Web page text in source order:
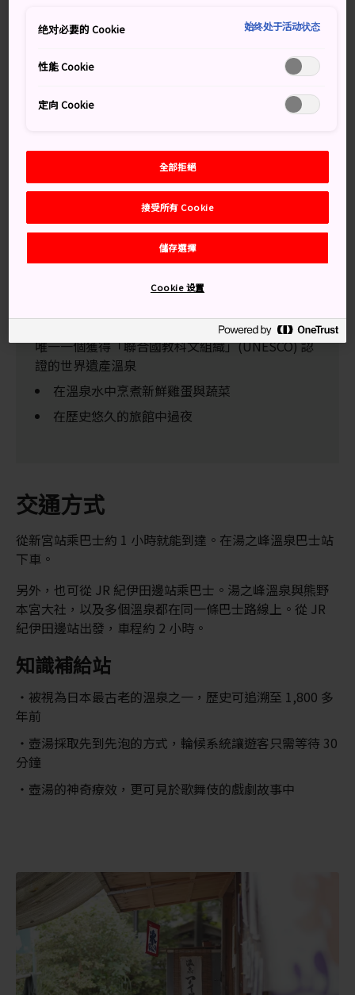
停歇。全身浸泡在湯之峰的溫泉裡，身心全面舒緩放鬆。
©Tanabe City Tourism Promotion Division
壺湯 (Tsuboyu) 的私人泡湯經驗：這是全世界
唯一一個獲得「聯合國教科文組織」(UNESCO) 認
證的世界遺產溫泉
在溫泉水中烹煮新鮮雞蛋與蔬菜
在歷史悠久的旅館中過夜
交通方式
從新宮站乘巴士約 1 小時就能到達。在湯之峰溫泉巴士站
下車。
另外，也可從 JR 紀伊田邊站乘巴士。湯之峰溫泉與熊野
本宮大社，以及多個溫泉都在同一條巴士路線上。從 JR
紀伊田邊站出發，車程約 2 小時。
知識補給站
被視為日本最古老的溫泉之一，歷史可追溯至 1,800 多
年前
壺湯採取先到先泡的方式，輪候系統讓遊客只需等待 30
分鐘
壺湯的神奇療效，更可見於歌舞伎的戲劇故事中
绝对必要的 Cookie 始终处于活动状态
性能 Cookie
定向 Cookie
全部拒絕
接受所有 Cookie
儲存選擇
Cookie 设置